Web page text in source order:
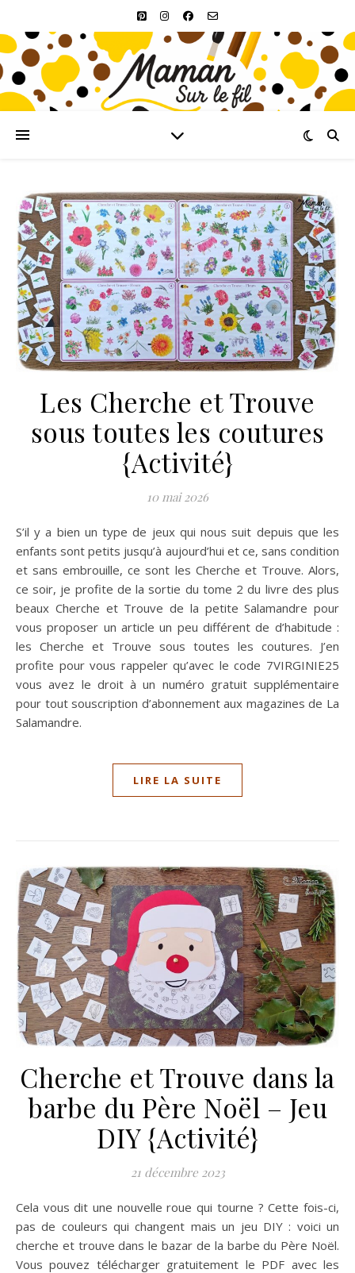
Les Cherche et Trouve
sous toutes les coutures
{Activité}
10 mai 2026
S’il y a bien un type de jeux qui nous suit depuis que les
enfants sont petits jusqu’à aujourd’hui et ce, sans condition
et sans embrouille, ce sont les Cherche et Trouve. Alors,
ce soir, je profite de la sortie du tome 2 du livre des plus
beaux Cherche et Trouve de la petite Salamandre pour
vous proposer un article un peu différent de d’habitude :
les Cherche et Trouve sous toutes les coutures. J’en
profite pour vous rappeler qu’avec le code 7VIRGINIE25
vous avez le droit à un numéro gratuit supplémentaire
pour tout souscription d’abonnement aux magazines de La
Salamandre.
LIRE LA SUITE
Cherche et Trouve dans la
barbe du Père Noël – Jeu
DIY {Activité}
21 décembre 2023
Cela vous dit une nouvelle roue qui tourne ? Cette fois-ci,
pas de couleurs qui changent mais un jeu DIY : voici un
cherche et trouve dans le bazar de la barbe du Père Noël.
Vous pouvez télécharger gratuitement le PDF avec les